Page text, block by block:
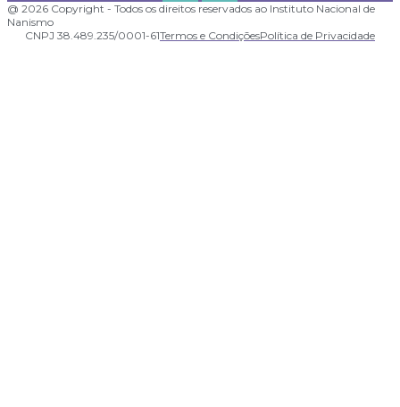
@ 2026 Copyright - Todos os direitos reservados ao Instituto Nacional de
Nanismo
CNPJ 38.489.235/0001-61Termos e CondiçõesPolítica de Privacidade